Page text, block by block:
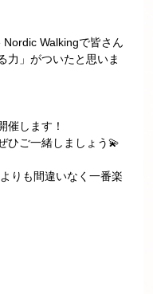
Walkingで皆さん
力」がついたと思いま
催します！
ひご一緒しましょう💫